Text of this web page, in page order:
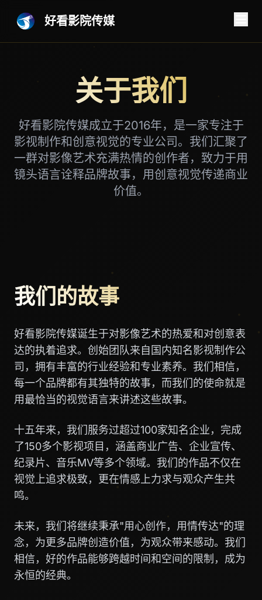
好看影院传媒
关于我们
好看影院传媒成立于2016年，是一家专注于
影视制作和创意视觉的专业公司。我们汇聚了
一群对影像艺术充满热情的创作者，致力于用
镜头语言诠释品牌故事，用创意视觉传递商业
价值。
我们的故事
好看影院传媒诞生于对影像艺术的热爱和对创意表
达的执着追求。创始团队来自国内知名影视制作公
司，拥有丰富的行业经验和专业素养。我们相信，
每一个品牌都有其独特的故事，而我们的使命就是
用最恰当的视觉语言来讲述这些故事。
十五年来，我们服务过超过100家知名企业，完成
了150多个影视项目，涵盖商业广告、企业宣传、
纪录片、音乐MV等多个领域。我们的作品不仅在
视觉上追求极致，更在情感上力求与观众产生共
鸣。
未来，我们将继续秉承"用心创作，用情传达"的理
念，为更多品牌创造价值，为观众带来感动。我们
相信，好的作品能够跨越时间和空间的限制，成为
永恒的经典。